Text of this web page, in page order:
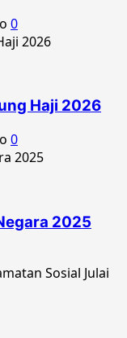
0
Haji 2026
0
2025